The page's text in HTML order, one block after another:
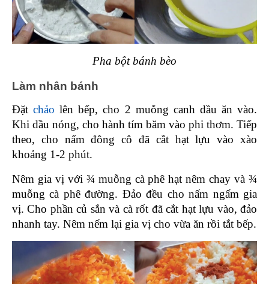
Pha bột bánh bèo
Làm nhân bánh
Đặt chảo lên bếp, cho 2 muỗng canh dầu ăn vào.
Khi dầu nóng, cho hành tím băm vào phi thơm. Tiếp
theo, cho nấm đông cô đã cắt hạt lựu vào xào
khoảng 1-2 phút.
Nêm gia vị với ¾ muỗng cà phê hạt nêm chay và ¾
muỗng cà phê đường. Đảo đều cho nấm ngấm gia
vị. Cho phần củ sắn và cà rốt đã cắt hạt lựu vào, đảo
nhanh tay. Nêm nếm lại gia vị cho vừa ăn rồi tắt bếp.